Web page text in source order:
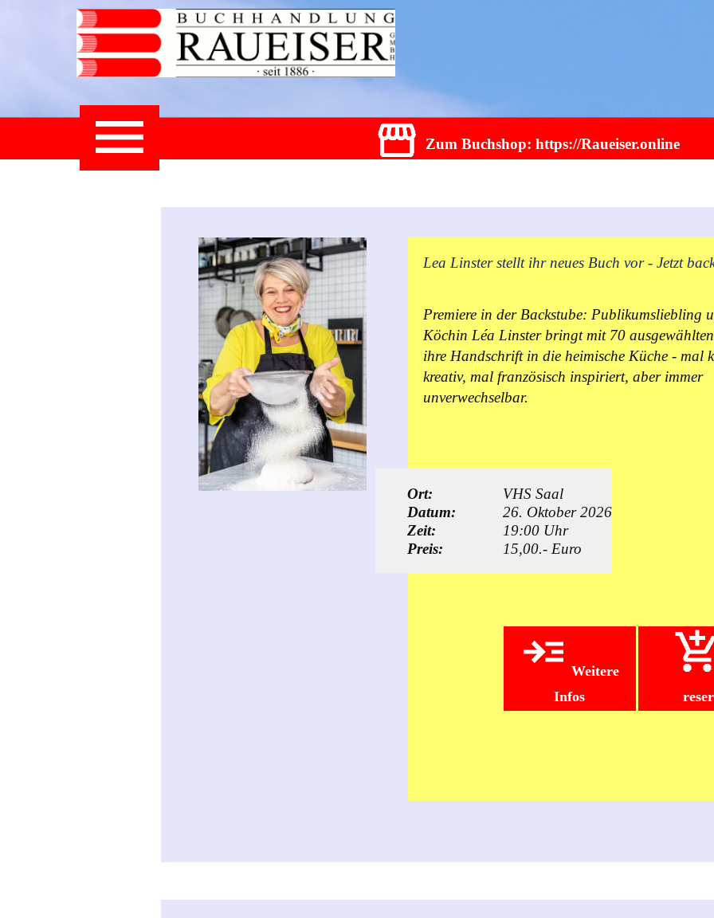
Zum Buchshop: https://Raueiser.online
Lea Linster stellt ihr neues Buch vor - Jetzt
Premiere in der Backstube: Publikumsliebling
Köchin Léa Linster bringt mit 70 ausgewählten
ihre Handschrift in die heimische Küche - mal
kreativ, mal französisch inspiriert, aber immer
unverwechselbar.
Ort:
Datum:
Zeit:
Preis:
VHS Saal
26. Oktober 2026
19:00 Uhr
15,00.- Euro
Weitere
Infos